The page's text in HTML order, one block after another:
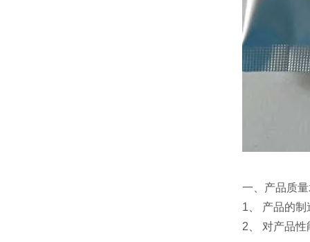
一、产品质
1、 产品的
2、 对产品